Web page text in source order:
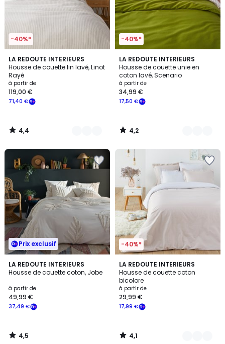
-40%*
LA REDOUTE INTERIEURS
Housse de couette lin lavé, Linot
Rayé
à partir de
71,40 €
119,00 €
4,4
/ 5
3
Couleurs
4,4
/
-40%*
LA REDOUTE INTERIEURS
Housse de couette unie en
coton lavé, Scenario
à partir de
17,50 €
34,99 €
4,2
/ 5
20
Couleurs
4,2
/
Prix exclusif
LA REDOUTE INTERIEURS
Housse de couette coton, Jobe
à partir de
37,49 €
49,99 €
4,5
/ 5
4,5
/
-40%*
LA REDOUTE INTERIEURS
Housse de couette coton
bicolore
à partir de
17,99 €
29,99 €
4,1
/ 5
5
Couleurs
4,1
/